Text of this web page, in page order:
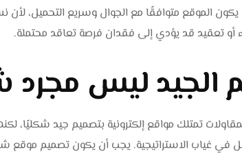
يكون الموقع متوافقًا مع الجوال وسريع التحميل، لأن
أو تعقيد قد يؤدي إلى فقدان فرصة تعاقد محتملة.
الجيد ليس
تمتلك مواقع إلكترونية بتصميم جيد شكليًا،
غياب الاستراتيجية. يجب أن يكون تصميم موقع